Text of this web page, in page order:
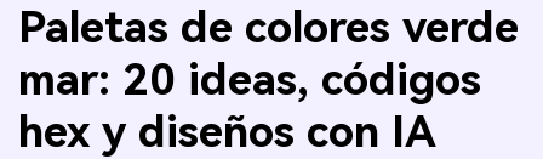
Paletas de colores verde
mar: 20 ideas, códigos
hex y diseños con IA